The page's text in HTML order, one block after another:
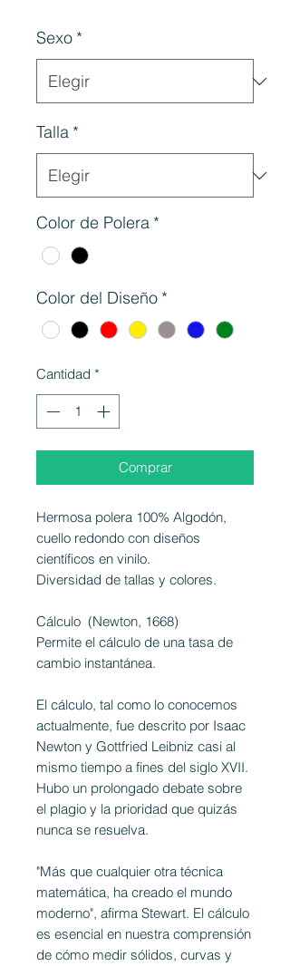
Sexo *
Talla *
Color de Polera *
Color del Diseño *
Cantidad *
Comprar
Hermosa polera 100% Algodón,
cuello redondo con diseños
científicos en vinilo.
Diversidad de tallas y colores.
Cálculo (Newton, 1668)
Permite el cálculo de una tasa de
cambio instantánea.
El cálculo, tal como lo conocemos
actualmente, fue descrito por Isaac
Newton y Gottfried Leibniz casi al
mismo tiempo a fines del siglo XVII.
Hubo un prolongado debate sobre
el plagio y la prioridad que quizás
nunca se resuelva.
"Más que cualquier otra técnica
matemática, ha creado el mundo
moderno", afirma Stewart. El cálculo
es esencial en nuestra comprensión
de cómo medir sólidos, curvas y